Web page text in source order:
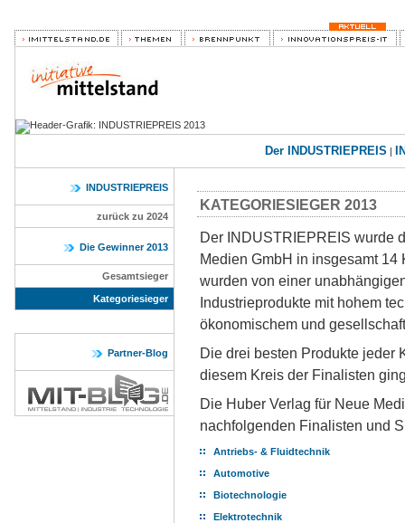
Der INDUSTRIEPREIS |
INDUSTRIEPREIS
zurück zu 2024
Die Gewinner 2013
Gesamtsieger
Kategoriesieger
Partner-Blog
KATEGORIESIEGER 2013
Der INDUSTRIEPREIS wurde
Medien GmbH in insgesamt
wurden von einer
Industrieprodukte mit hohem
ökonomischem und
Die drei besten Produkte jeder
diesem Kreis der Finalisten
Die Huber Verlag für Neue
nachfolgenden Finalisten und
Antriebs- & Fluidtechnik
Automotive
Biotechnologie
Elektrotechnik